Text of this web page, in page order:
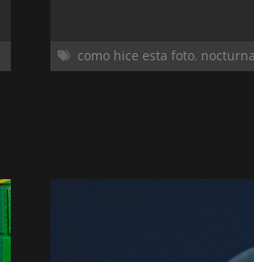
como hice esta foto, nocturna